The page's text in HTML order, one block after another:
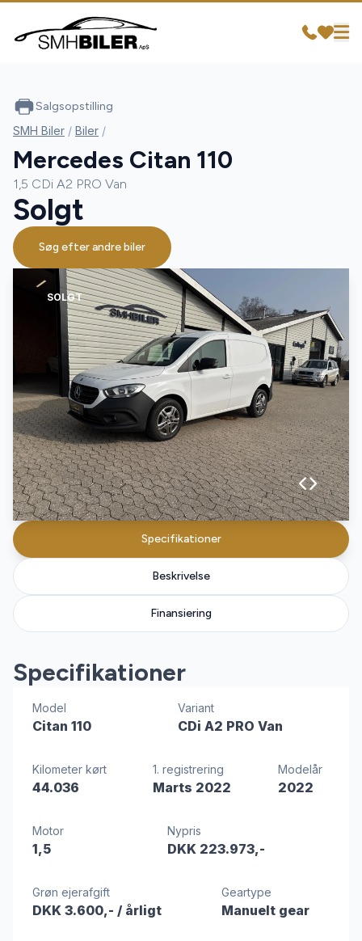
SOLGT
Specifikationer
Beskrivelse
Finansiering
Specifikationer
Model
Citan 110
Variant
CDi A2 PRO Van
Kilometer kørt
44.036
1. registrering
Marts 2022
Modelår
2022
Motor
1,5
Nypris
DKK 223.973,-
Grøn ejerafgift
DKK 3.600,- / årligt
Geartype
Manuelt gear
Salgsopstilling
SMH Biler / Biler /
Mercedes Citan 110
1,5 CDi A2 PRO Van
Solgt
Søg efter andre biler